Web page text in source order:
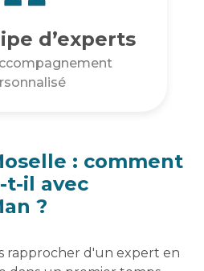
d’experts
: comment
t-il avec
?
rapprocher d'un expert en